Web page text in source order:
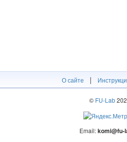
О сайте |
© FU-Lab
Email:komi@fu-